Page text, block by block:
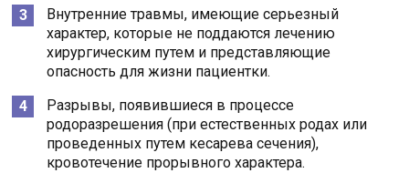
Внутренние травмы, имеющие серьезный
характер, которые не поддаются лечению
хирургическим путем и представляющие
опасность для жизни пациентки.
Разрывы, появившиеся в процессе
родоразрешения (при естественных родах или
проведенных путем кесарева сечения),
кровотечение прорывного характера.